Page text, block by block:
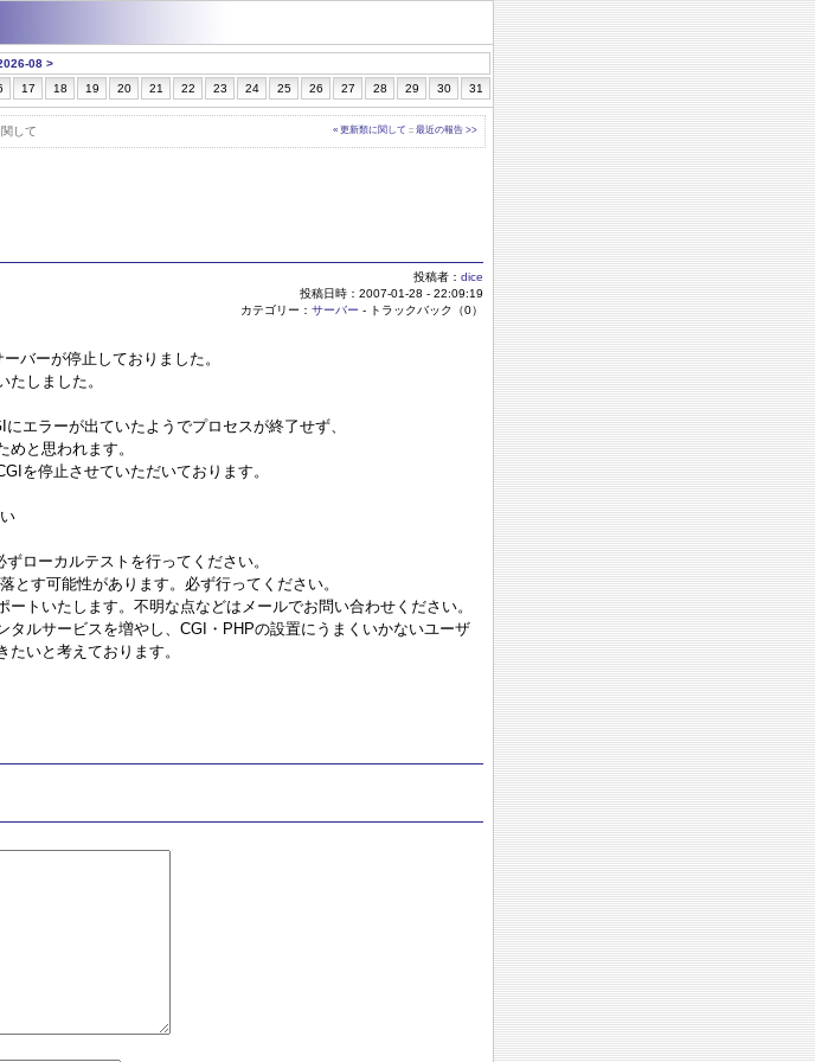
08 >
17 18 19 20 21 22 23 24 25 26 27 28 29 30 31
« 更新類に関して :: 最近の報告 >>
して
投稿者： dice
投稿日時：2007-01-28 - 22:09:19
カテゴリー： サーバー - トラックバック（0）
バーが停止しておりました。
たしました。
エラーが出ていたようでプロセスが終了せず、
めと思われます。
を停止させていただいております。
ローカルテストを行ってください。
とす可能性があります。必ず行ってください。
トいたします。不明な点などはメールでお問い合わせください。
ルサービスを増やし、CGI・PHPの設置にうまくいかないユーザ
いと考えております。